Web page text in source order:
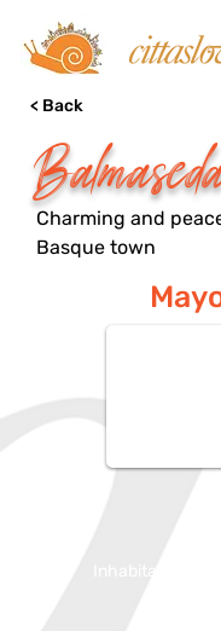
< Back
Charming and
Basque town